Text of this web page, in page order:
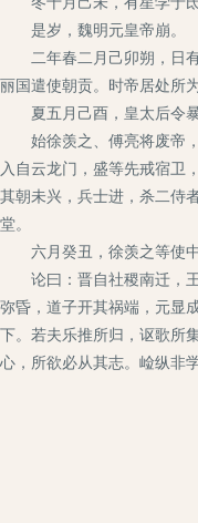
是岁，魏明元皇帝崩。
二年春二月己卯朔，日有
丽国遣使朝贡。时帝居处所
夏五月己酉，皇太后令暴
始徐羡之、傅亮将废帝，
入自云龙门，盛等先戒宿卫
其朝未兴，兵士进，杀二侍
堂。
六月癸丑，徐羡之等使中
论曰：晋自社稷南迁，王
弥昏，道子开其祸端，元显
下。若夫乐推所归，讴歌所
心，所欲必从其志。崄纵非